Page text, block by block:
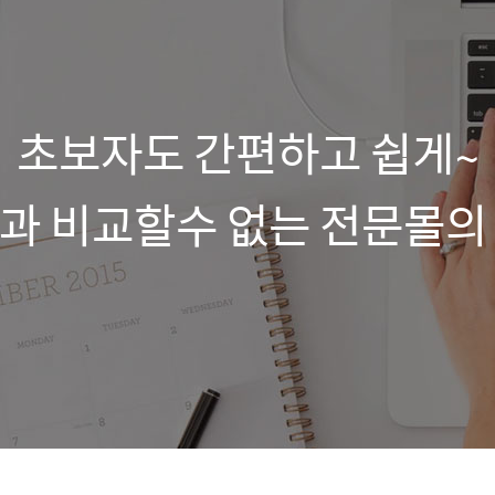
초보자도 간편하고 쉽게~
비교할수 없는 전문몰